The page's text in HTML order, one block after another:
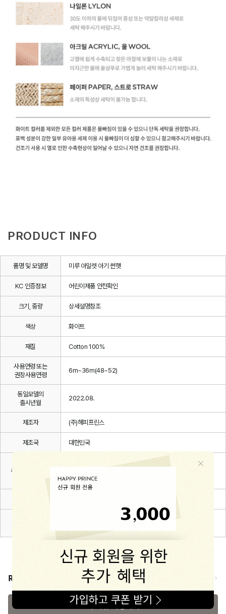
PRODUCT INFO
품명 및 모델명 미루 아일렛 아기 썬햇
KC 인증정보 어린이제품 안전확인
크기, 중량 상세설명참조
색상 화이트
재질 Cotton 100%
사용연령 또는
권장사용연령
6m~36m(48~52)
동일모델의
출시년월
2022.08.
제조자 (주)해피프린스
제조국 대한민국
취급시 주의사항,